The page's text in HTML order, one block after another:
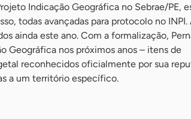
Indicação Geográfica no Sebrae/PE,
todas avançadas para protocolo no INPI.
ainda este ano. Com a formalização,
Geográfica nos próximos anos – itens de
reconhecidos oficialmente por sua
a um território específico.